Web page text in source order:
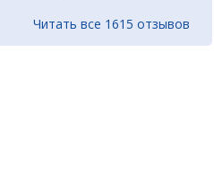
Читать все 1615 отзывов